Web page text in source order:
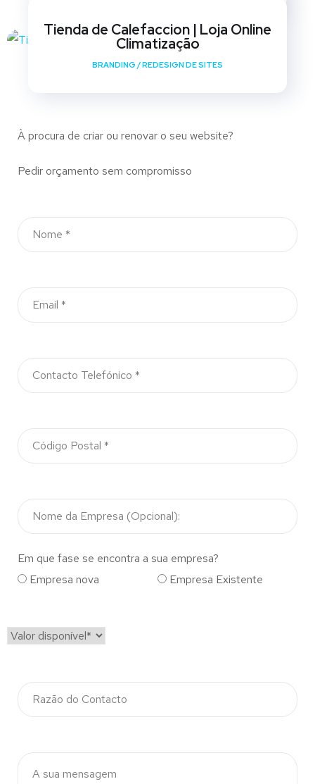
Tienda de Calefaccion | Loja Online
Climatização
BRANDING /REDESIGN DE SITES
À procura de criar ou renovar o seu website?
Pedir orçamento sem compromisso
Em que fase se encontra a sua empresa?
Empresa nova
Empresa Existente